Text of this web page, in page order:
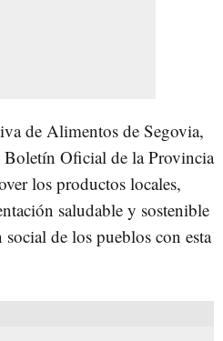
de Alimentos de Segovia,
Boletín Oficial de la Provincia
los productos locales,
saludable y sostenible
de los pueblos con esta